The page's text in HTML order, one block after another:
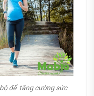
để tăng cường sức